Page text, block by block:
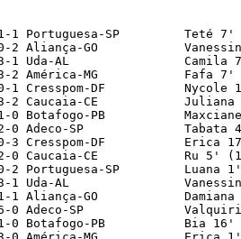
Portuguesa-SP         Teté 7'
Aliança-GO
1 Uda-AL                Camila 7'
2 América-MG            Fafa
Cresspom-DF           Nycole
2 Caucaia-CE            Juliana
Botafogo-PB
0 Adeco-SP              Tabata
3 Cresspom-DF           Erica
0 Caucaia-CE            Ru 5'
2 Portuguesa-SP         Luana
Uda-AL
1 Aliança-GO
SP              Valquiria 3'
0 Botafogo-PB           Bia 16'